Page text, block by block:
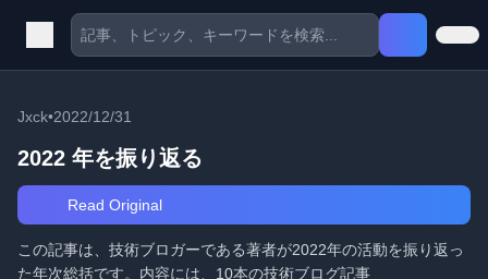
Jxck•2022/12/31
2022 年を振り返る
Read Original
この記事は、技術ブロガーである著者が2022年の活動を振り返っ
た年次総括です。内容には、10本の技術ブログ記事